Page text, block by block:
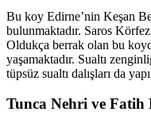
Bu koy Edirne’nin Keşan
bulunmaktadır. Saros
Oldukça berrak olan bu
yaşamaktadır. Sualtı
tüpsüz sualtı dalışları da
Tunca Nehri ve Fatih